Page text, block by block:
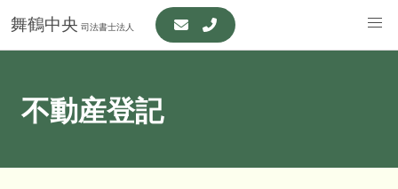
舞鶴中央 司法書士法人
不動産登記